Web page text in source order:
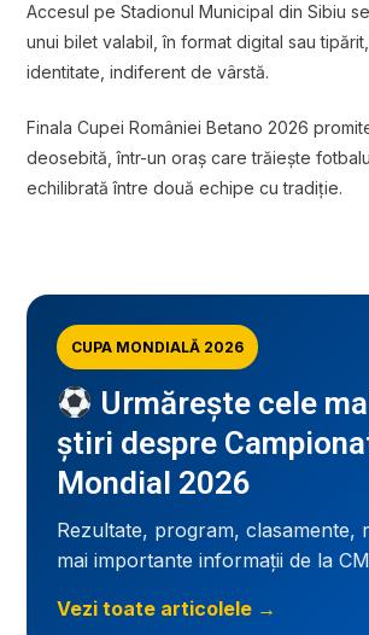
Accesul pe Stadionul Municipal din Sibiu
unui bilet valabil, în format digital sau
identitate, indiferent de vârstă.
Finala Cupei României Betano 2026
deosebită, într-un oraș care trăiește
echilibrată între două echipe cu tradiție.
CUPA MONDIALĂ 2026
Urmărește cele
știri despre
Mondial 2026
Rezultate, program, clasamente,
mai importante informații de la
Vezi toate articolele →